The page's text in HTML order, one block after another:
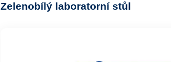
Zelenobílý laboratorní stůl